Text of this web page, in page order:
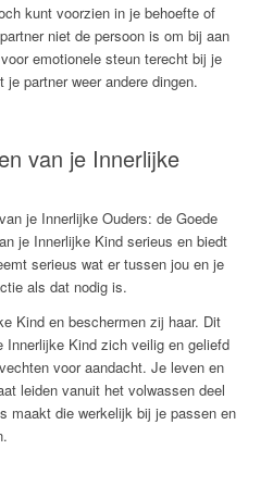
kunt voorzien in je behoefte of
niet de persoon is om bij aan
emotionele steun terecht bij je
partner weer andere dingen.
van je Innerlijke
je Innerlijke Ouders: de Goede
je Innerlijke Kind serieus en biedt
serieus wat er tussen jou en je
als dat nodig is.
Kind en beschermen zij haar. Dit
Innerlijke Kind zich veilig en geliefd
voor aandacht. Je leven en
leiden vanuit het volwassen deel
maakt die werkelijk bij je passen en